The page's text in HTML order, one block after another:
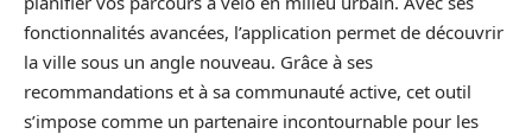
fonctionnalités avancées, l’application permet de découvrir
la ville sous un angle nouveau. Grâce à ses
recommandations et à sa communauté active, cet outil
s’impose comme un partenaire incontournable pour les